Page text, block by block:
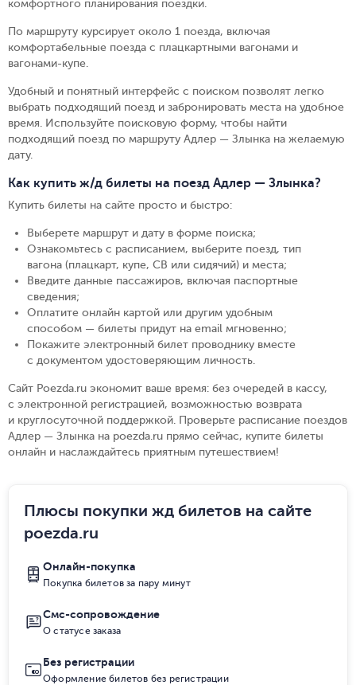
комфортного планирования поездки.
По маршруту курсирует около 1 поезда, включая
комфортабельные поезда с плацкартными вагонами и
вагонами-купе.
Удобный и понятный интерфейс с поиском позволят легко
выбрать подходящий поезд и забронировать места на удобное
время. Используйте поисковую форму, чтобы найти
подходящий поезд по маршруту Адлер — Злынка на желаемую
дату.
Как купить ж/д билеты на поезд Адлер — Злынка?
Купить билеты на сайте просто и быстро:
Выберете маршрут и дату в форме поиска;
Ознакомьтесь с расписанием, выберите поезд, тип
вагона (плацкарт, купе, СВ или сидячий) и места;
Введите данные пассажиров, включая паспортные
сведения;
Оплатите онлайн картой или другим удобным
способом — билеты придут на email мгновенно;
Покажите электронный билет проводнику вместе
с документом удостоверяющим личность.
Сайт Poezda.ru экономит ваше время: без очередей в кассу,
с электронной регистрацией, возможностью возврата
и круглосуточной поддержкой. Проверьте расписание поездов
Адлер — Злынка на poezda.ru прямо сейчас, купите билеты
онлайн и наслаждайтесь приятным путешествием!
Плюсы покупки жд билетов на сайте
poezda.ru
Онлайн-покупка
Покупка билетов за пару минут
Смс-сопровождение
О статусе заказа
Без регистрации
Оформление билетов без регистрации